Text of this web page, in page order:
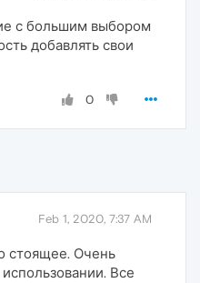
с большим выбором
добавлять свои
0
Feb 1, 2020, 7:37 AM
стоящее. Очень
Все